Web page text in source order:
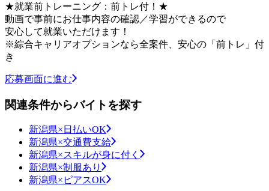
★就業前トレーニング：前トレ付！★
動画で事前にお仕事内容の確認／学習ができるので
安心して就業いただけます！
※綜合キャリアオプションなら全案件、安心の「前トレ」付
き
応募画面に進む
関連条件からバイトを探す
新潟県×日払いOK
新潟県×交通費支給
新潟県×スキルが身に付く
新潟県×制服あり
新潟県×ピアスOK